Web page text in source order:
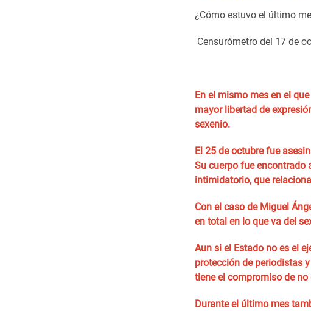
¿Cómo estuvo el último
Censurómetro del 17 de
En el mismo mes en el
mayor libertad de
sexenio.
El 25 de octubre fue
Su cuerpo fue encontrado
intimidatorio, que
Con el caso de Miguel
en total en lo que va del
Aun si el Estado no es el
protección de periodistas
tiene el compromiso de
Durante el último mes